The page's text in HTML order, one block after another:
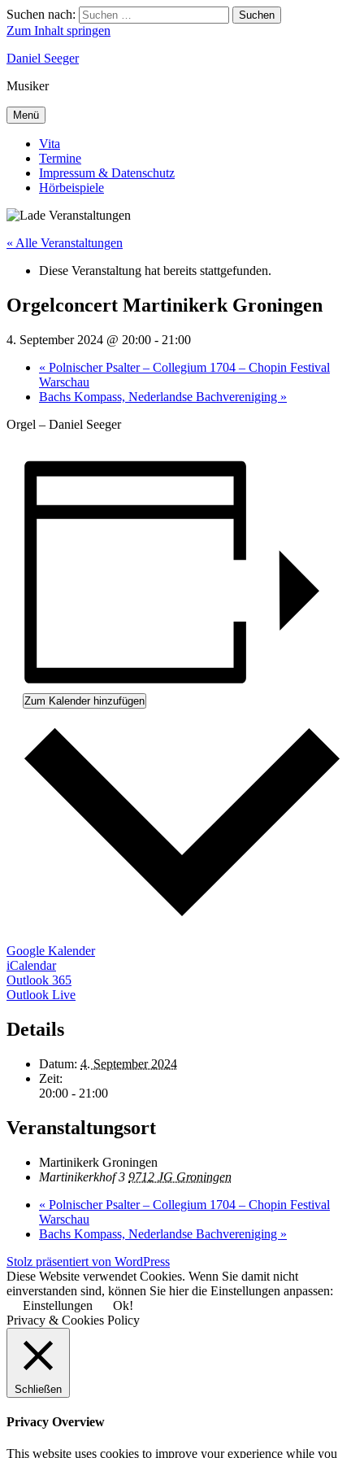
Suchen nach: Suchen
Zum Inhalt springen
Daniel Seeger
Musiker
Menü
Vita
Termine
Impressum & Datenschutz
Hörbeispiele
« Alle Veranstaltungen
Diese Veranstaltung hat bereits stattgefunden.
Orgelconcert Martinikerk Groningen
4. September 2024 @ 20:00 - 21:00
« Polnischer Psalter – Collegium 1704 – Chopin Festival
Warschau
Bachs Kompass, Nederlandse Bachvereniging »
Orgel – Daniel Seeger
Zum Kalender hinzufügen
Google Kalender
iCalendar
Outlook 365
Outlook Live
Details
Datum: 4. September 2024
Zeit:
20:00 - 21:00
Veranstaltungsort
Martinikerk Groningen
Martinikerkhof 3 9712 JG Groningen
« Polnischer Psalter – Collegium 1704 – Chopin Festival
Warschau
Bachs Kompass, Nederlandse Bachvereniging »
Stolz präsentiert von WordPress
Diese Website verwendet Cookies. Wenn Sie damit nicht
einverstanden sind, können Sie hier die Einstellungen anpassen:
Einstellungen
Ok!
Privacy & Cookies Policy
Schließen
Privacy Overview
This website uses cookies to improve your experience while you